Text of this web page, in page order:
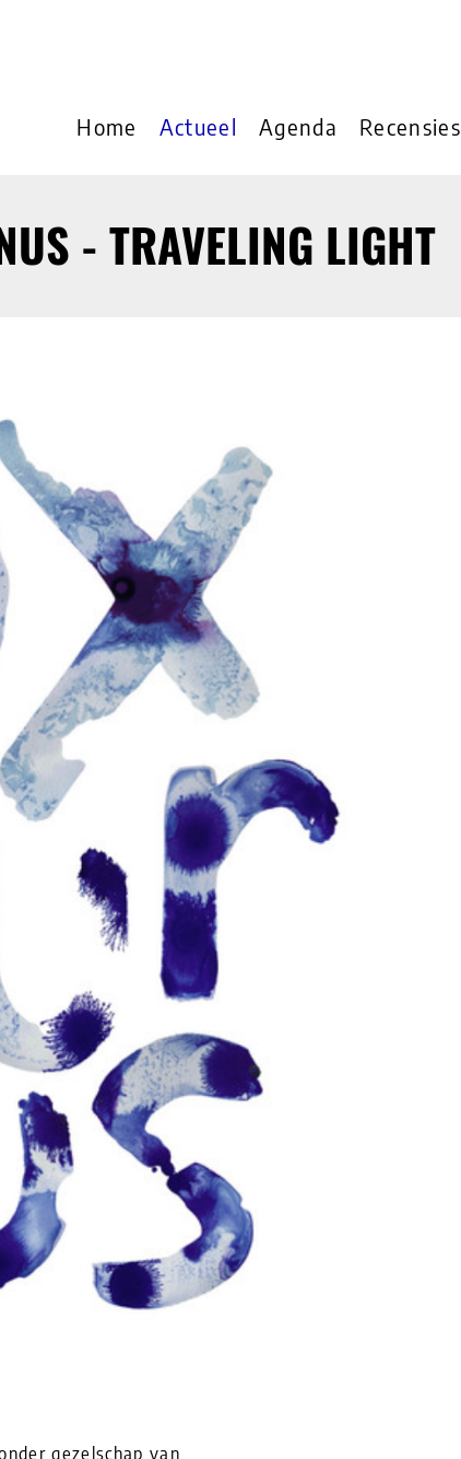
Home Actueel Agenda Recensies
- TRAVELING LIGHT
gezelschap van